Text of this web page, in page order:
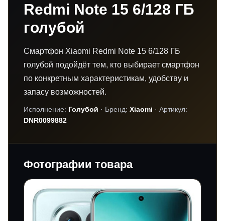
Redmi Note 15 6/128 ГБ
голубой
Смартфон Xiaomi Redmi Note 15 6/128 ГБ
голубой подойдёт тем, кто выбирает смартфон
по конкретным характеристикам, удобству и
запасу возможностей.
Исполнение: Голубой · Бренд: Xiaomi · Артикул:
DNR0099882
Фотографии товара